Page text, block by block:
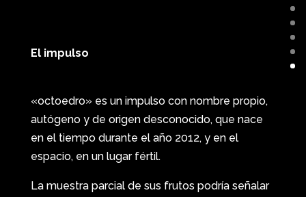
El impulso
«octoedro» es un impulso con nombre propio,
autógeno y de origen desconocido, que nace
en el tiempo durante el año 2012, y en el
espacio, en un lugar fértil.
La muestra parcial de sus frutos podría señalar